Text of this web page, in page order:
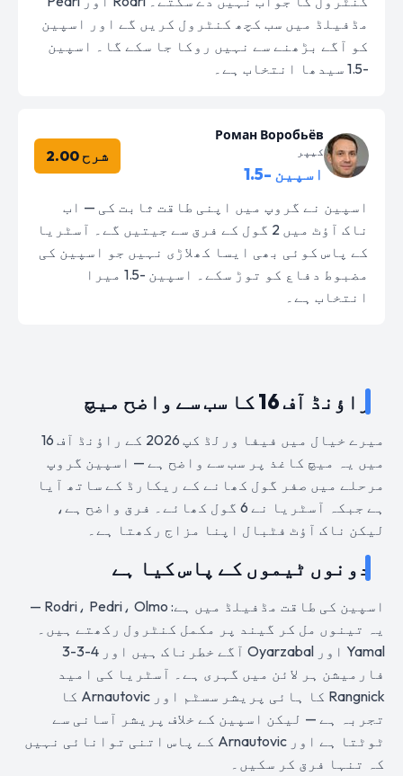
مڈفیلڈ میں سب کچھ کنٹرول کریں گے اور اسپین
کو آگے بڑھنے سے نہیں روکا جا سکے گا۔ اسپین
-1.5 سیدھا انتخاب ہے۔
Роман Воробьёв
کیپر
اسپین -1.5
شرح 2.00
اسپین نے گروپ میں اپنی طاقت ثابت کی — اب
ناک آؤٹ میں 2 گول کے فرق سے جیتیں گے۔ آسٹریا
کے پاس کوئی بھی ایسا کھلاڑی نہیں جو اسپین کی
مضبوط دفاع کو توڑ سکے۔ اسپین -1.5 میرا
انتخاب ہے۔
راؤنڈ آف 16 کا سب سے واضح میچ
میرے خیال میں فیفا ورلڈ کپ 2026 کے راؤنڈ آف 16
میں یہ میچ کاغذ پر سب سے واضح ہے — اسپین گروپ
مرحلے میں صفر گول کھانے کے ریکارڈ کے ساتھ آیا
ہے جبکہ آسٹریا نے 6 گول کھائے۔ فرق واضح ہے،
لیکن ناک آؤٹ فٹبال اپنا مزاج رکھتا ہے۔
دونوں ٹیموں کے پاس کیا ہے
اسپین کی طاقت مڈفیلڈ میں ہے: Rodri، Pedri، Olmo —
یہ تینوں مل کر گیند پر مکمل کنٹرول رکھتے ہیں۔
Yamal اور Oyarzabal آگے خطرناک ہیں اور 4-3-3
فارمیشن ہر لائن میں گہری ہے۔ آسٹریا کی امید
Rangnick کا ہائی پریشر سسٹم اور Arnautovic کا
تجربہ ہے — لیکن اسپین کے خلاف پریشر آسانی سے
ٹوٹتا ہے اور Arnautovic کے پاس اتنی توانائی نہیں
کہ تنہا فرق کر سکیں۔